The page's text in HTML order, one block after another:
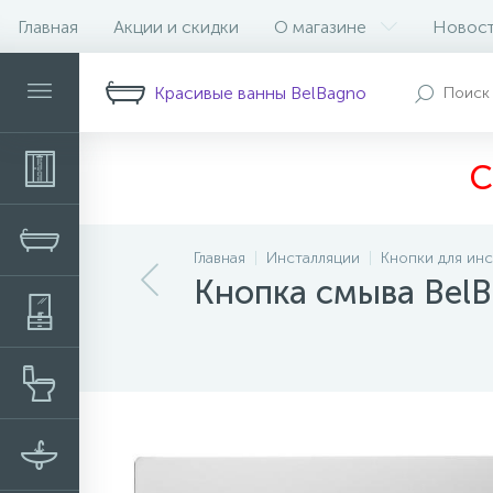
Главная Акции и скидки О магазине
Красивые ванны BelBagno
Главная Инсталляции Кнопки для
Кнопка смыва
Описание Характеристики